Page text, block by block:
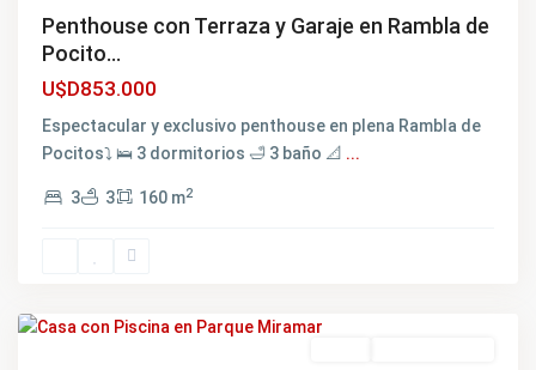
Penthouse con Terraza y Garaje en Rambla de
Pocito...
U$D853.000
Espectacular y exclusivo penthouse en plena Rambla de
Pocitos⤵ 🛌 3 dormitorios 🛁 3 baño 📐 ...
3 3 160 m2
Miramar